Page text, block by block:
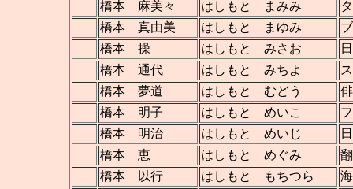
橋本 麻美々 はしもと まみみ
橋本 真由美
はしもと まゆみ
橋本 操
はしもと みさお
橋本 通代
はしもと みちよ
橋本 夢道
はしもと むどう
橋本 明子
はしもと めいこ
橋本 明治
はしもと めいじ
橋本 恵
はしもと めぐみ
橋本 以行
はしもと もちつら